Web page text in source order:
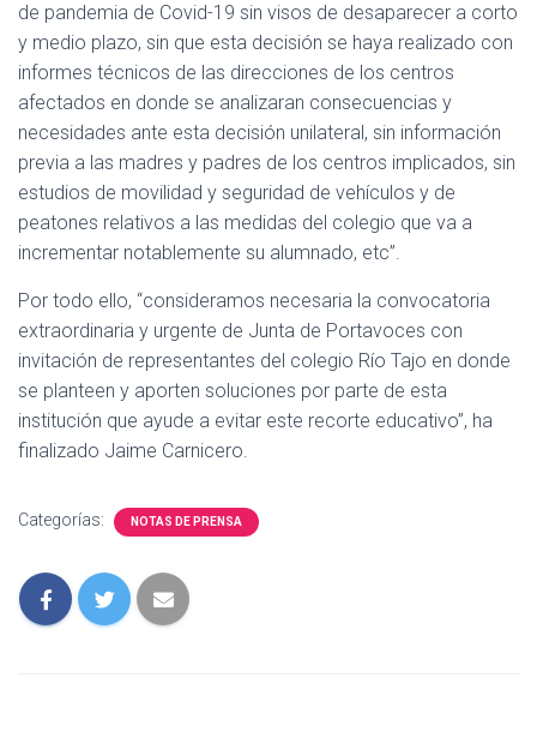
de pandemia de Covid-19 sin visos de desaparecer a corto
y medio plazo, sin que esta decisión se haya realizado con
informes técnicos de las direcciones de los centros
afectados en donde se analizaran consecuencias y
necesidades ante esta decisión unilateral, sin información
previa a las madres y padres de los centros implicados, sin
estudios de movilidad y seguridad de vehículos y de
peatones relativos a las medidas del colegio que va a
incrementar notablemente su alumnado, etc”.
Por todo ello, “consideramos necesaria la convocatoria
extraordinaria y urgente de Junta de Portavoces con
invitación de representantes del colegio Río Tajo en donde
se planteen y aporten soluciones por parte de esta
institución que ayude a evitar este recorte educativo”, ha
finalizado Jaime Carnicero.
Categorías: NOTAS DE PRENSA